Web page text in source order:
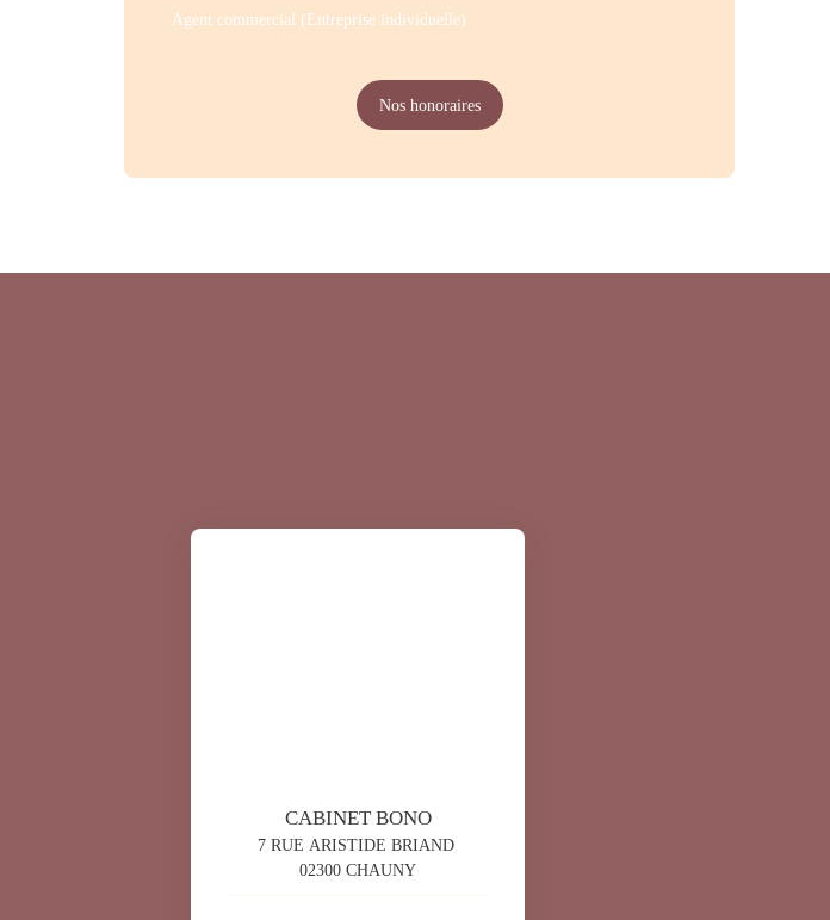
Agent commercial (Entreprise individuelle)
Nos honoraires
CABINET BONO
7 RUE ARISTIDE BRIAND
02300 CHAUNY